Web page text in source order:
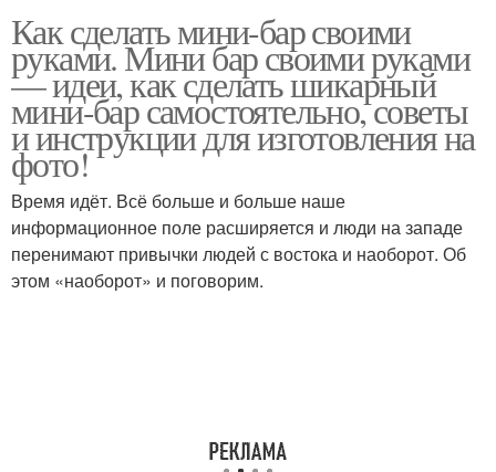
Как сделать мини-бар своими
руками. Мини бар своими руками
— идеи, как сделать шикарный
мини-бар самостоятельно, советы
и инструкции для изготовления на
фото!
Время идёт. Всё больше и больше наше
информационное поле расширяется и люди на западе
перенимают привычки людей с востока и наоборот. Об
этом «наоборот» и поговорим.